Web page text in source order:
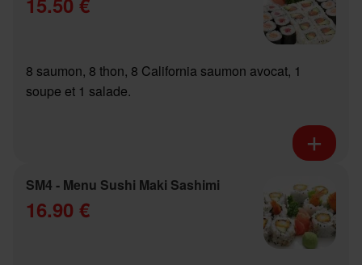
8 saumon, 8 thon, 8 California saumon avocat, 1
soupe et 1 salade.
SM4 - Menu Sushi Maki Sashimi
16.90 €